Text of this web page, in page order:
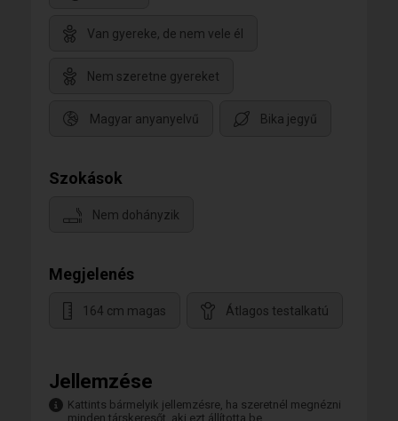
Van gyereke, de nem vele él
Nem szeretne gyereket
Magyar anyanyelvű Bika jegyű
Szokások
Nem dohányzik
Megjelenés
164 cm magas Átlagos testalkatú
Jellemzése
Kattints bármelyik jellemzésre, ha szeretnél megnézni
minden társkeresőt, aki ezt állította be.